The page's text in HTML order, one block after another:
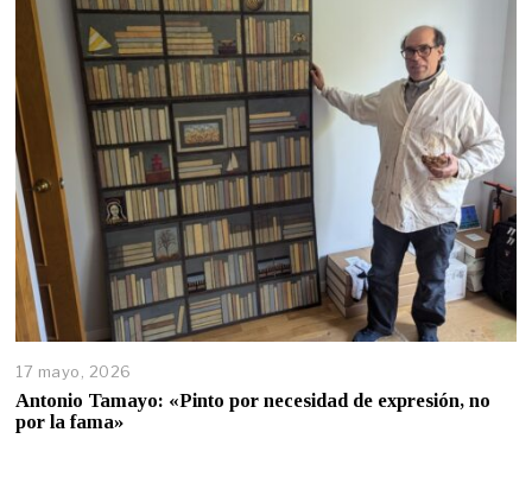
17 mayo, 2026
Antonio Tamayo: «Pinto por necesidad de expresión, no
por la fama»